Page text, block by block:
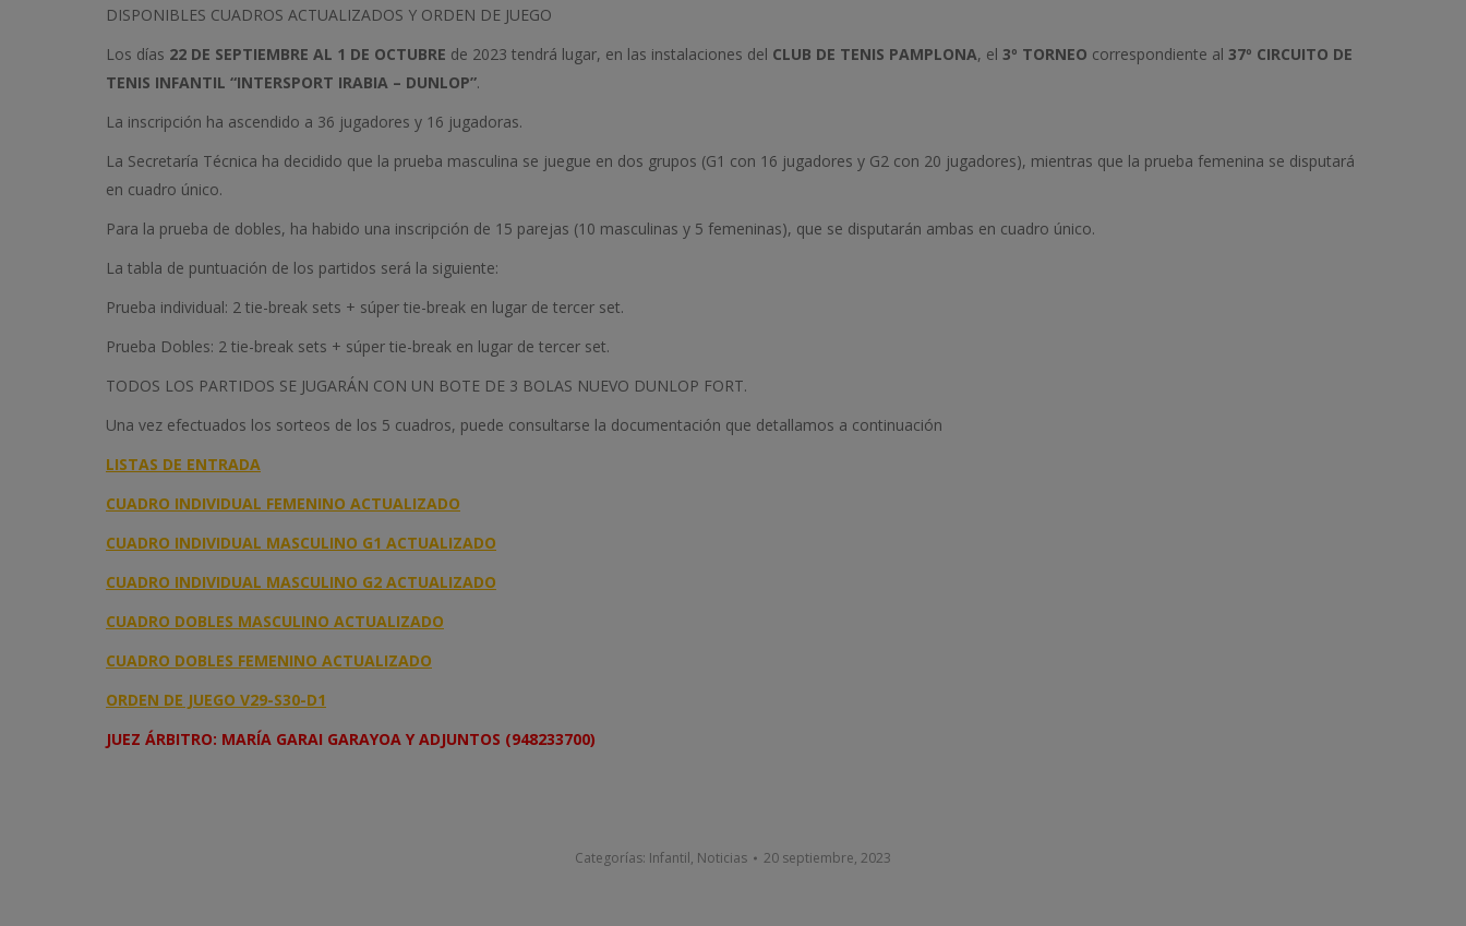
DISPONIBLES CUADROS ACTUALIZADOS Y ORDEN DE JUEGO
Los días 22 DE SEPTIEMBRE AL 1 DE OCTUBRE de 2023 tendrá lugar, en las instalaciones del CLUB DE TENIS PAMPLONA, el 3º TORNEO correspondiente al 37º CIRCUITO DE
TENIS INFANTIL “INTERSPORT IRABIA – DUNLOP”.
La inscripción ha ascendido a 36 jugadores y 16 jugadoras.
La Secretaría Técnica ha decidido que la prueba masculina se juegue en dos grupos (G1 con 16 jugadores y G2 con 20 jugadores), mientras que la prueba femenina se disputará
en cuadro único.
Para la prueba de dobles, ha habido una inscripción de 15 parejas (10 masculinas y 5 femeninas), que se disputarán ambas en cuadro único.
La tabla de puntuación de los partidos será la siguiente:
Prueba individual: 2 tie-break sets + súper tie-break en lugar de tercer set.
Prueba Dobles: 2 tie-break sets + súper tie-break en lugar de tercer set.
TODOS LOS PARTIDOS SE JUGARÁN CON UN BOTE DE 3 BOLAS NUEVO DUNLOP FORT.
Una vez efectuados los sorteos de los 5 cuadros, puede consultarse la documentación que detallamos a continuación
LISTAS DE ENTRADA
CUADRO INDIVIDUAL FEMENINO ACTUALIZADO
CUADRO INDIVIDUAL MASCULINO G1 ACTUALIZADO
CUADRO INDIVIDUAL MASCULINO G2 ACTUALIZADO
CUADRO DOBLES MASCULINO ACTUALIZADO
CUADRO DOBLES FEMENINO ACTUALIZADO
ORDEN DE JUEGO V29-S30-D1
JUEZ ÁRBITRO: MARÍA GARAI GARAYOA Y ADJUNTOS (948233700)
Categorías: Infantil, Noticias 20 septiembre, 2023